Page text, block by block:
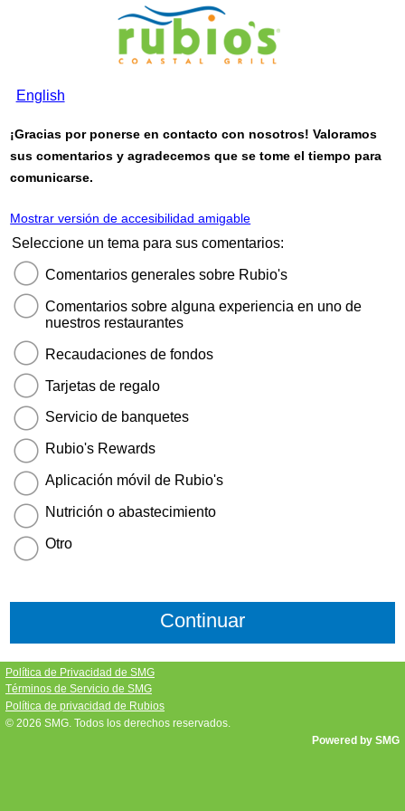
English
¡Gracias por ponerse en contacto con nosotros! Valoramos
sus comentarios y agradecemos que se tome el tiempo para
comunicarse.
Mostrar versión de accesibilidad amigable
Seleccione un tema para sus comentarios:
Comentarios generales sobre Rubio's
Comentarios sobre alguna experiencia en uno de
nuestros restaurantes
Recaudaciones de fondos
Tarjetas de regalo
Servicio de banquetes
Rubio's Rewards
Aplicación móvil de Rubio's
Nutrición o abastecimiento
Otro
Política de Privacidad de SMG
Términos de Servicio de SMG
Política de privacidad de Rubios
© 2026 SMG. Todos los derechos reservados.
Powered by SMG